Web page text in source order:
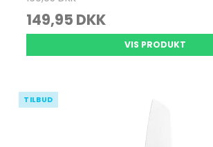
149,95 DKK
VIS PRODUKT
TILBUD